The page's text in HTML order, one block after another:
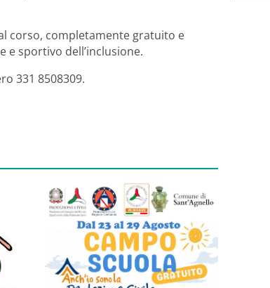
corso, completamente gratuito e
sportivo dell’inclusione.
331 8508309.